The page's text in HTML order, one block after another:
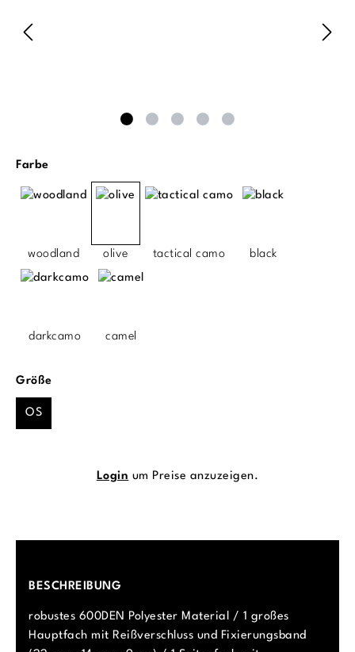
Farbeauswählen
woodland olive tactical camo black
darkcamo camel
Größeauswählen
OS
Login um Preise anzuzeigen.
BESCHREIBUNG
robustes 600DEN Polyester Material / 1 großes
Hauptfach mit Reißverschluss und Fixierungsband